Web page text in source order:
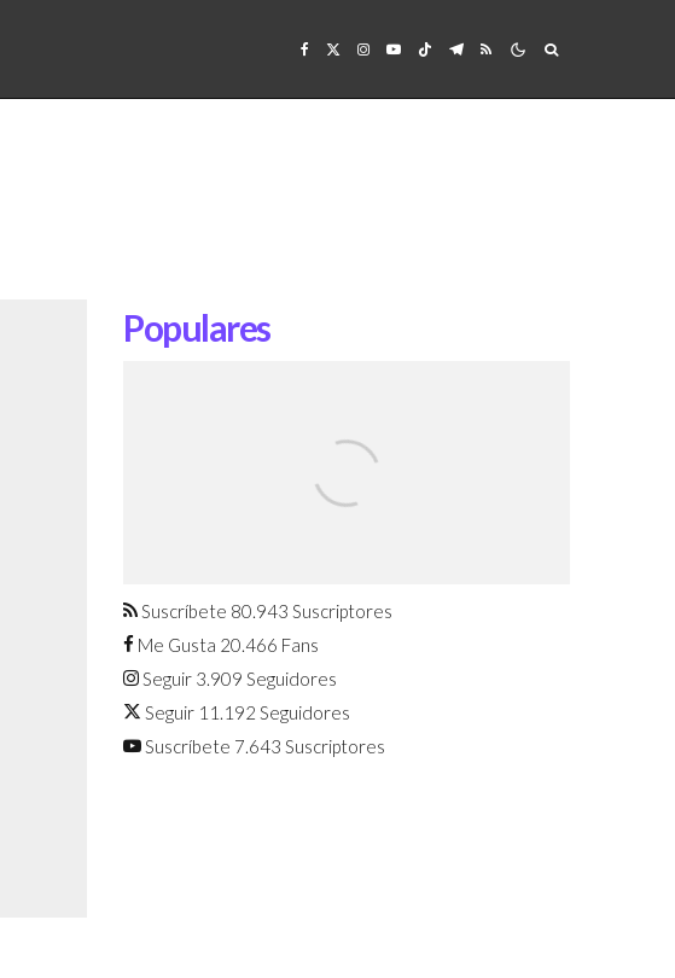
Populares
agosto
Suscríbete 80.943 Suscriptores
Me Gusta 20.466 Fans
Seguir 3.909 Seguidores
Seguir 11.192 Seguidores
Suscríbete 7.643 Suscriptores